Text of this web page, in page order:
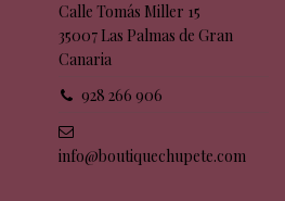
Calle Tomás Miller 15
35007 Las Palmas de Gran
Canaria
928 266 906
info@boutiquechupete.com